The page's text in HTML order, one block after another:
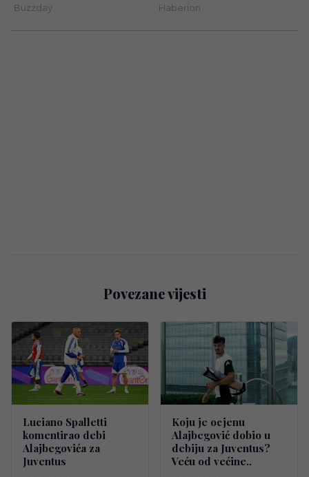
Povezane vijesti
Luciano Spalletti
komentirao debi
Alajbegovića za
Juventus
Koju je ocjenu
Alajbegović dobio u
debiju za Juventus?
Veću od većine..